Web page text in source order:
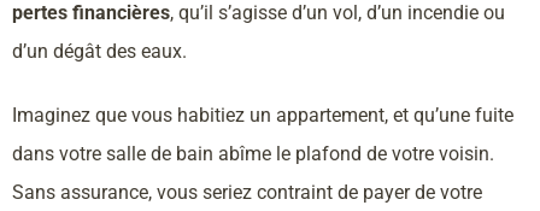
pertes financières, qu’il s’agisse d’un vol, d’un incendie ou
d’un dégât des eaux.
Imaginez que vous habitiez un appartement, et qu’une fuite
dans votre salle de bain abîme le plafond de votre voisin.
Sans assurance, vous seriez contraint de payer de votre